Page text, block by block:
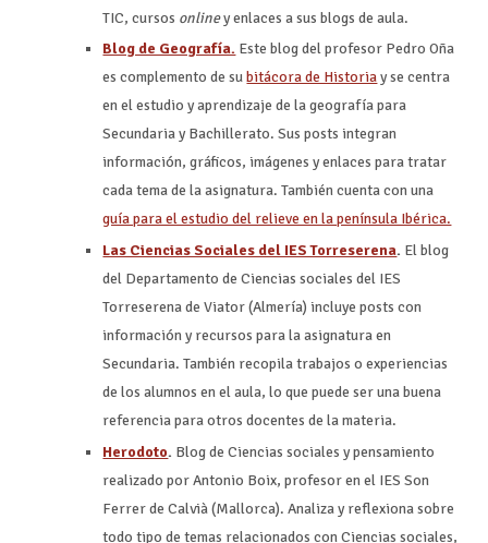
TIC, cursos onliney enlaces a sus blogs de aula.
Blog de Geografía. Este blog del profesor Pedro Oña
es complemento de subitácora de Historiay se centra
en el estudio y aprendizaje de la geografía para
Secundaria y Bachillerato. Sus posts integran
información, gráficos, imágenes y enlaces para tratar
cada tema de la asignatura. También cuenta con una
guía para el estudio del relieve en la península Ibérica.
Las Ciencias Sociales del IES Torreserena. El blog
del Departamento de Ciencias sociales del IES
Torreserena de Viator (Almería) incluye posts con
información y recursos para la asignatura en
Secundaria. También recopila trabajos o experiencias
de los alumnos en el aula, lo que puede ser una buena
referencia para otros docentes de la materia.
Herodoto. Blog de Ciencias sociales y pensamiento
realizado por Antonio Boix, profesor en el IES Son
Ferrer de Calvià (Mallorca). Analiza y reflexiona sobre
todo tipo de temas relacionados con Ciencias sociales,